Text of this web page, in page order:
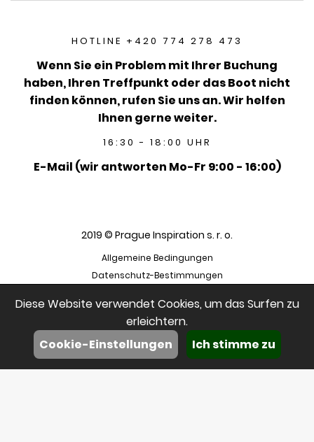
HOTLINE +420 774 278 473
Wenn Sie ein Problem mit Ihrer Buchung
haben, Ihren Treffpunkt oder das Boot nicht
finden können, rufen Sie uns an. Wir helfen
Ihnen gerne weiter.
16:30 - 18:00 UHR
E-Mail (wir antworten Mo-Fr 9:00 - 16:00)
2019 © Prague Inspiration s. r. o.
Allgemeine Bedingungen
Datenschutz-Bestimmungen
Diese Website verwendet Cookies, um das Surfen zu
erleichtern.
Cookie-Einstellungen
Ich stimme zu